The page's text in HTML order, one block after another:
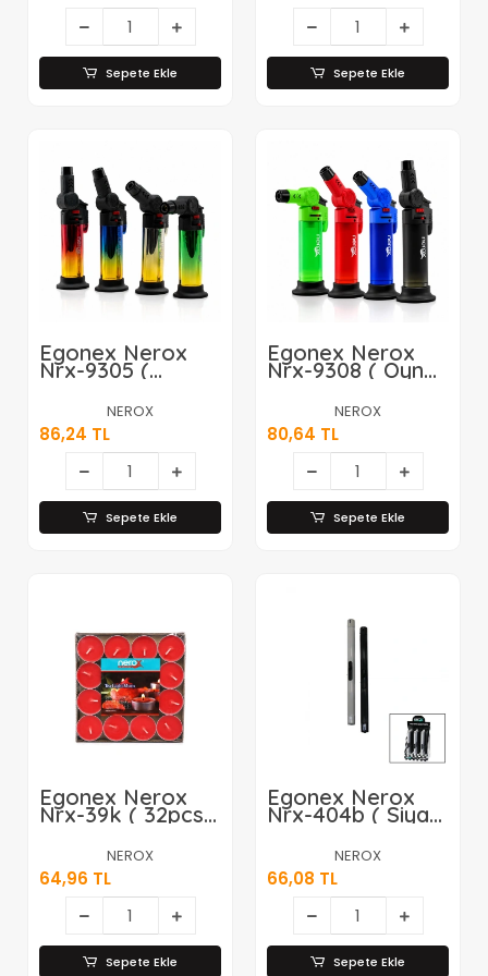
)*24x20
Sepete Ekle Sepete Ekle
Egonex Nerox
Nrx-9305 (
Metalize ) (
Oynar Başlı ) (
Pürmüz & Torch )
( Nargile & Kamp
) Çakmak (
Doldurulabilir ) (
Ayakda Durabilir
)*12x12
NEROX
86,24 TL
Sepete Ekle
Egonex Nerox
Nrx-9308 ( Oynar
Başlı ) ( Pürmüz
& Torch ) (
Nargile & Kamp )
Çakmak (
Doldurulabilir ) (
Ayakda Durabilir
)*12x12
NEROX
80,64 TL
Sepete Ekle
Egonex Nerox
Nrx-39k ( 32pcs )
Tea Light
Yuvarlak Mum
Mix*48NEROX
64,96 TL
Sepete Ekle
Egonex Nerox
Nrx-404b ( Siyah
& Gri ) ( Kalem
Modeli ) Ocak
Mutfak Çakmak
( İtmeli Ateşleme
)*30x6
NEROX
66,08 TL
Sepete Ekle